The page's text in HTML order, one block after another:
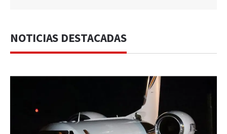
NOTICIAS DESTACADAS